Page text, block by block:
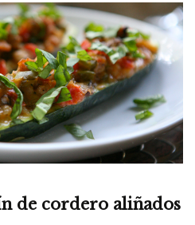
de cordero aliñados